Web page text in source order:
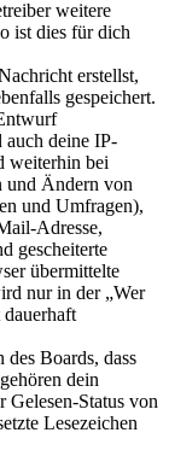
weitere
ist dies für dich
erstellst,
gespeichert.
auch deine IP-
weiterhin bei
und Ändern von
und Umfragen),
Adresse,
gescheiterte
übermittelte
nur in der „Wer
Boards, dass
dein
Gelesen-Status von
Lesezeichen